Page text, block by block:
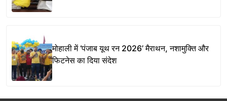
मोहाली में ‘पंजाब यूथ रन 2026’ मैराथन, नशामुक्ति और
फिटनेस का दिया संदेश